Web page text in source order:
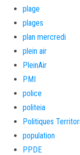
plage
plages
plan mercredi
plein air
PleinAir
PMI
police
politeia
Politiques
population
PPDE